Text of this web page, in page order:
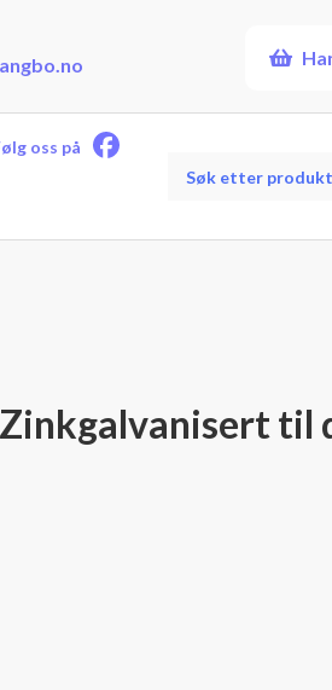
oss på
search
til